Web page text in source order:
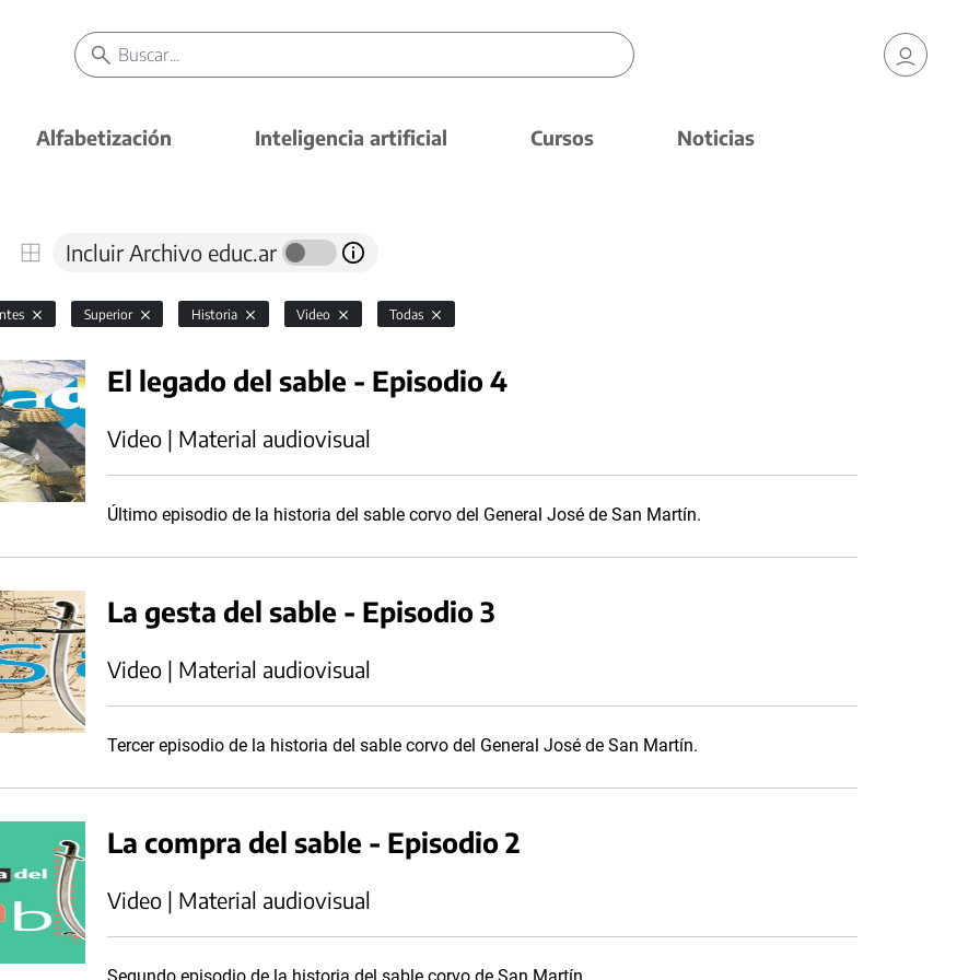
Alfabetización Inteligencia artificial Cursos Noticias
Incluir Archivo educ.ar
Superior Historia Video Todas
El legado del sable - Episodio 4
Video | Material audiovisual
Último episodio de la historia del sable corvo del General José de San Martín.
La gesta del sable - Episodio 3
Video | Material audiovisual
Tercer episodio de la historia del sable corvo del General José de San Martín.
La compra del sable - Episodio 2
Video | Material audiovisual